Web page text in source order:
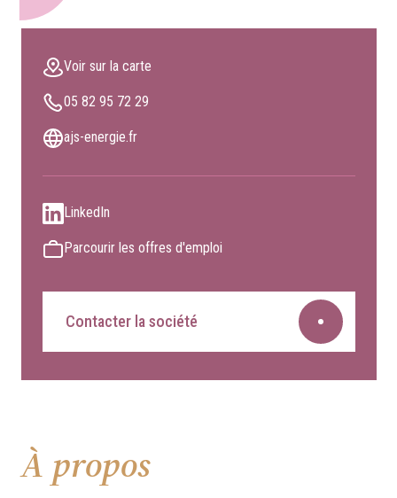
Voir sur la carte
05 82 95 72 29
ajs-energie.fr
LinkedIn
Parcourir les offres d'emploi
Contacter la société
À propos